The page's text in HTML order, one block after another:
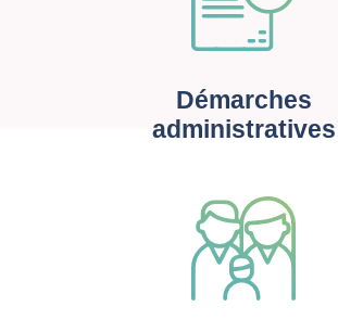
Démarches
administratives